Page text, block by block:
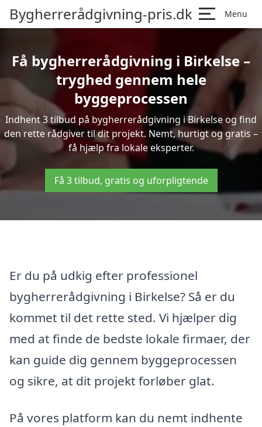
Bygherrerådgivning-pris.dk Menu
Få bygherrerådgivning i Birkelse –
tryghed gennem hele
byggeprocessen
Indhent 3 tilbud på bygherrerådgivning i Birkelse og find
den rette rådgiver til dit projekt. Nemt, hurtigt og gratis –
få hjælp fra lokale eksperter.
Få 3 tilbud, gratis og uforpligtende
Er du på udkig efter professionel
bygherrerådgivning i Birkelse? Så er du
kommet til det rette sted. Vi hjælper dig
med at finde de bedste lokale firmaer, der
kan guide dig gennem byggeprocessen
og sikre, at dit projekt forløber glat.
På vores platform kan du nemt indhente